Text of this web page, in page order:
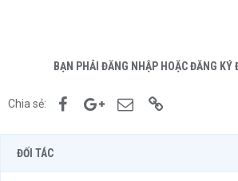
BẠN PHẢI ĐĂNG NHẬP HOẶC ĐĂNG KÝ
Chia sẻ: FacebookGoogle+Email
ĐỐI TÁC